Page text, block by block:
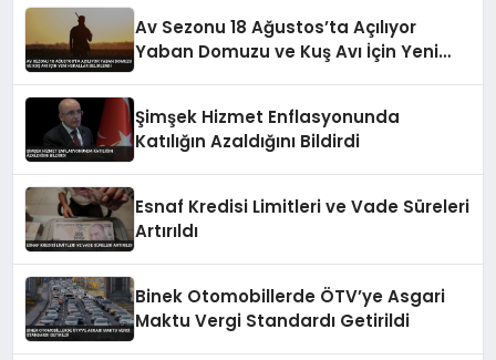
Av Sezonu 18 Ağustos’ta Açılıyor
Yaban Domuzu ve Kuş Avı İçin Yeni
Şimşek Hizmet Enflasyonunda
Katılığın Azaldığını Bildirdi
Esnaf Kredisi Limitleri ve Vade Süreleri
Artırıldı
Binek Otomobillerde ÖTV’ye Asgari
Maktu Vergi Standardı Getirildi